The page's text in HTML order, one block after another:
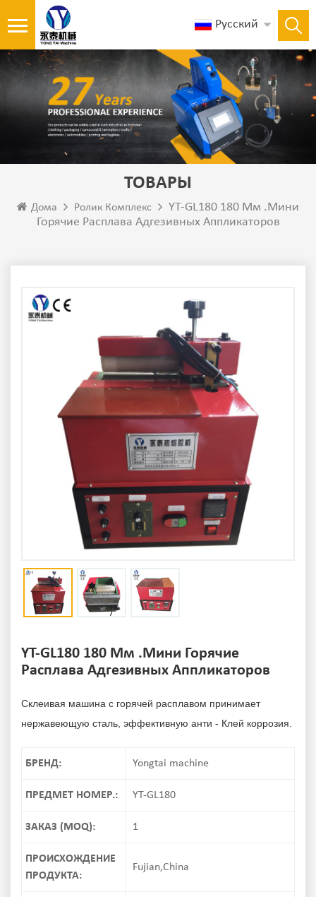
Русский
ТОВАРЫ
Дома Ролик Комплекс
YT-GL180 180 Мм .Мини
Горячие Расплава Адгезивных Аппликаторов
YT-GL180 180 Мм .Мини Горячие
Расплава Адгезивных Аппликаторов
Склеивая машина с горячей расплавом принимает
нержавеющую сталь, эффективную анти - Клей коррозия.
БРЕНД: Yongtai machine
ПРЕДМЕТ НОМЕР.: YT-GL180
ЗАКАЗ (MOQ): 1
ПРОИСХОЖДЕНИЕ
ПРОДУКТА:
Fujian,China